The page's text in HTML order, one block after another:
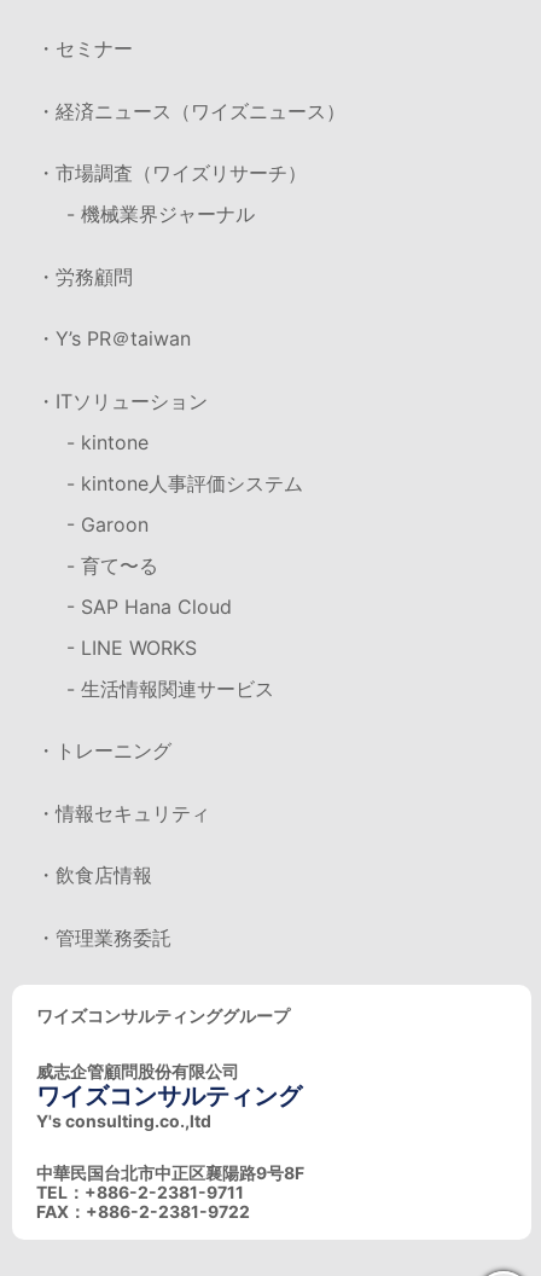
・セミナー
・経済ニュース（ワイズニュース）
・市場調査（ワイズリサーチ）
- 機械業界ジャーナル
・労務顧問
・Y’s PR＠taiwan
・ITソリューション
- kintone
- kintone人事評価システム
- Garoon
- 育て〜る
- SAP Hana Cloud
- LINE WORKS
- 生活情報関連サービス
・トレーニング
・情報セキュリティ
・飲食店情報
・管理業務委託
ワイズコンサルティンググループ
威志企管顧問股份有限公司
ワイズコンサルティング
Y's consulting.co.,ltd
中華民国台北市中正区襄陽路9号8F
TEL：+886-2-2381-9711
FAX：+886-2-2381-9722